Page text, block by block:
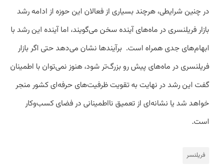
در چنین شرایطی، هرچند بسیاری از فعالان این حوزه از ادامه رشد
بازار فریلنسری در ماه‌های آینده سخن می‌گویند، اما آینده این رشد با
ابهام‌های جدی همراه است. برآیندها نشان می‌دهد حتی اگر بازار
فریلنسری در ماه‌های پیش رو بزرگ‌تر شود، هنوز نمی‌توان با اطمینان
گفت این رشد در نهایت به تقویت ظرفیت‌های حرفه‌ای کشور منجر
خواهد شد یا نشانه‌ای از تعمیق نااطمینانی در فضای کسب‌وکار
است.
فریلنسر